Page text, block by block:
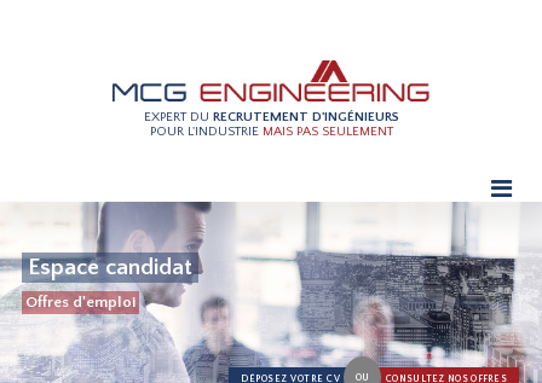
EXPERT DU RECRUTEMENT D'INGÉNIEURS
POUR L'INDUSTRIE MAIS PAS SEULEMENT
Espace candidat
Offres d'emploi
DÉPOSEZ VOTRE CV OU CONSULTEZ NOS OFFRES